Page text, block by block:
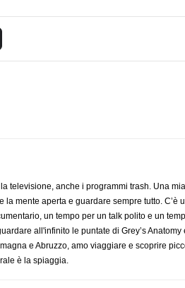
televisione, anche i programmi trash. Una
mente aperta e guardare sempre tutto. C’è
un tempo per un talk polito e un
all'infinito le puntate di Grey’s Anatomy
e Abruzzo, amo viaggiare e scoprire
è la spiaggia.